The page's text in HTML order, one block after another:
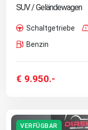
SUV / Geländewagen
Schaltgetriebe
Benzin
€ 9.950.-
VERFÜGBAR